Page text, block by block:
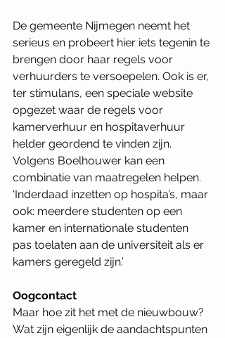
De gemeente Nijmegen neemt het
serieus en probeert hier iets tegenin te
brengen door haar regels voor
verhuurders te versoepelen. Ook is er,
ter stimulans, een speciale website
opgezet waar de regels voor
kamerverhuur en hospitaverhuur
helder geordend te vinden zijn.
Volgens Boelhouwer kan een
combinatie van maatregelen helpen.
‘Inderdaad inzetten op hospita’s, maar
ook: meerdere studenten op een
kamer en internationale studenten
pas toelaten aan de universiteit als er
kamers geregeld zijn.’
Oogcontact
Maar hoe zit het met de nieuwbouw?
Wat zijn eigenlijk de aandachtspunten